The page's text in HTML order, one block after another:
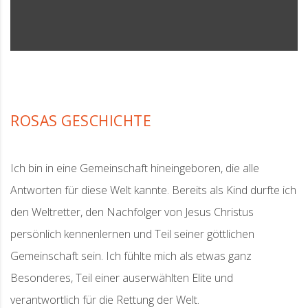
ROSAS GESCHICHTE
Ich bin in eine Gemeinschaft hineingeboren, die alle
Antworten für diese Welt kannte. Bereits als Kind durfte ich
den Weltretter, den Nachfolger von Jesus Christus
persönlich kennenlernen und Teil seiner göttlichen
Gemeinschaft sein. Ich fühlte mich als etwas ganz
Besonderes, Teil einer auserwählten Elite und
verantwortlich für die Rettung der Welt.